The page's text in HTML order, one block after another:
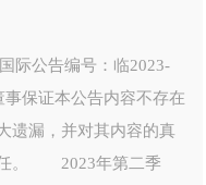
际公告编号：临2023-
证本公告内容不存在
遗漏，并对其内容的真
任。 2023年第二季